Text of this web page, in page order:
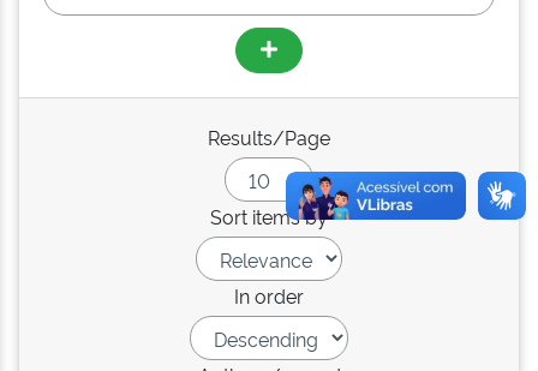
Results/Page
Sort items by
In order